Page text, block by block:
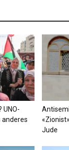
UNO-
anderes
Jude